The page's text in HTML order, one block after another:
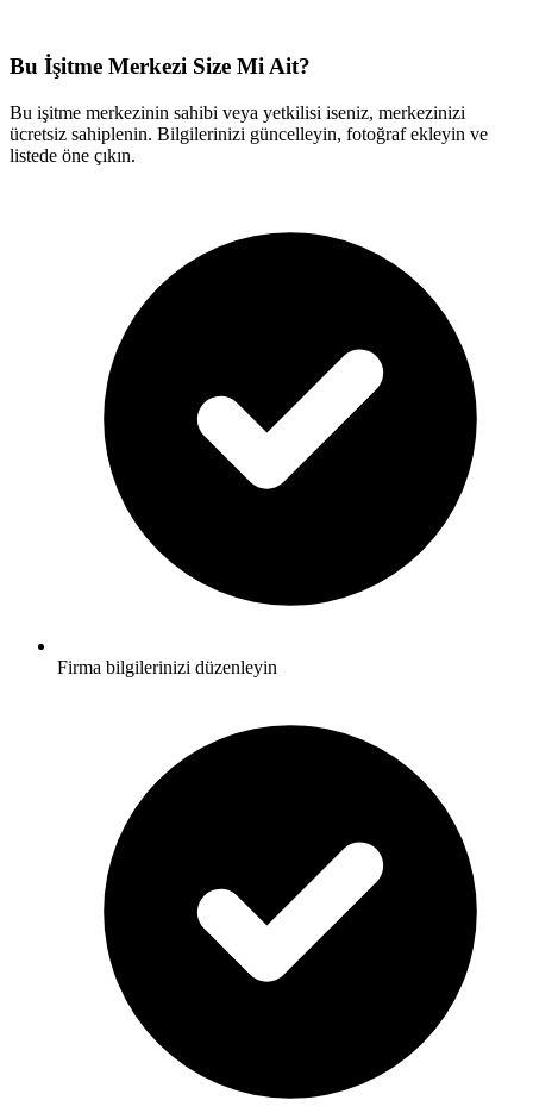
Bu İşitme Merkezi Size Mi Ait?
Bu işitme merkezinin sahibi veya yetkilisi iseniz, merkezinizi
ücretsiz sahiplenin. Bilgilerinizi güncelleyin, fotoğraf ekleyin ve
listede öne çıkın.
Firma bilgilerinizi düzenleyin